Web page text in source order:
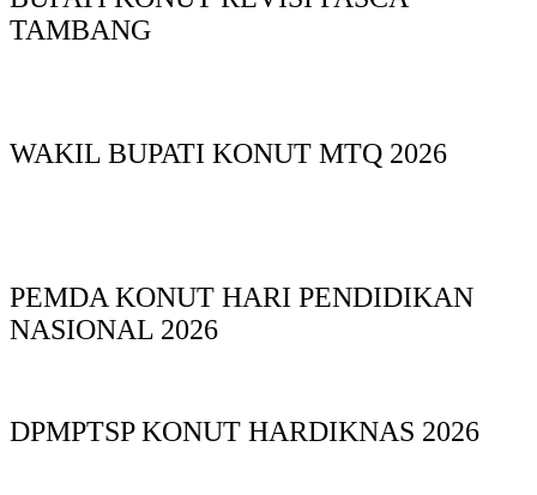
TAMBANG
WAKIL BUPATI KONUT MTQ 2026
PEMDA KONUT HARI PENDIDIKAN
NASIONAL 2026
DPMPTSP KONUT HARDIKNAS 2026